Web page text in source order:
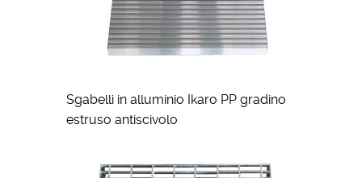
Sgabelli in alluminio Ikaro PP gradino
estruso antiscivolo